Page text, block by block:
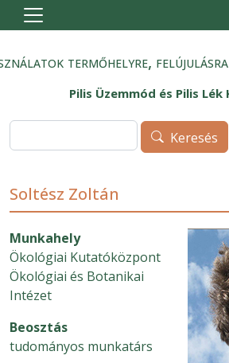
Ugrás a tartalomra
termőhelyre,
Pilis Üzemmód és Pilis
Keresés
Keresés
Soltész Zoltán
Munkahely
Ökológiai Kutatóközpont
Ökológiai és Botanikai
Intézet
Beosztás
tudományos munkatárs